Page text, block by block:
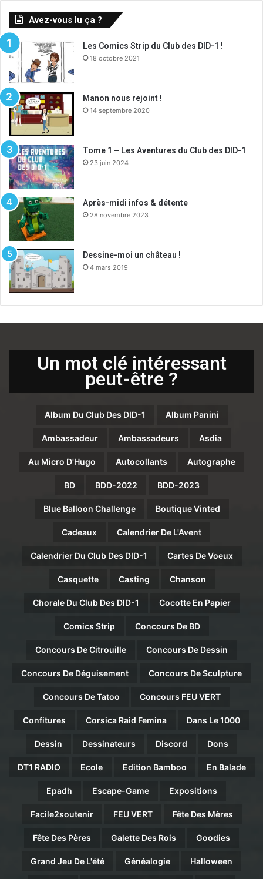
Avez-vous lu ça ?
Les Comics Strip du Club des DID-1 !
18 octobre 2021
Manon nous rejoint !
14 septembre 2020
Tome 1 – Les Aventures du Club des DID-1
23 juin 2024
Après-midi infos & détente
28 novembre 2023
Dessine-moi un château !
4 mars 2019
Un mot clé intéressant
peut-être ?
Album Du Club Des DID-1 Album Panini
Ambassadeur Ambassadeurs Asdia
Au Micro D'Hugo Autocollants Autographe
BD BDD-2022 BDD-2023
Blue Balloon Challenge Boutique Vinted
Cadeaux Calendrier De L'Avent
Calendrier Du Club Des DID-1 Cartes De Voeux
Casquette Casting Chanson
Chorale Du Club Des DID-1 Cocotte En Papier
Comics Strip Concours De BD
Concours De Citrouille Concours De Dessin
Concours De Déguisement Concours De Sculpture
Concours De Tatoo Concours FEU VERT
Confitures Corsica Raid Femina Dans Le 1000
Dessin Dessinateurs Discord Dons
DT1 RADIO Ecole Edition Bamboo En Balade
Epadh Escape-Game Expositions
Facile2soutenir FEU VERT Fête Des Mères
Fête Des Pères Galette Des Rois Goodies
Grand Jeu De L'été Généalogie Halloween